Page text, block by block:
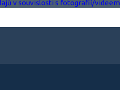
v souvislosti s fotografií/videem